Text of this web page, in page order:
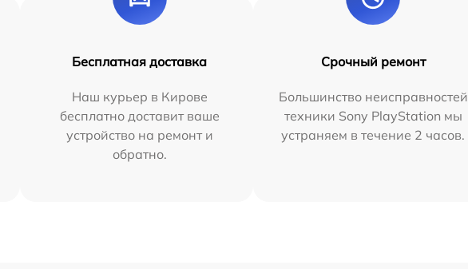
Бесплатная доставка
Наш курьер в Кирове
бесплатно доставит ваше
устройство на ремонт и
обратно.
Срочный ремонт
Большинство неисправностей
техники Sony PlayStation мы
устраняем в течение 2 часов.